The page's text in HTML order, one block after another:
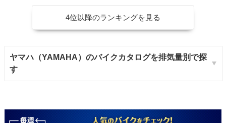
4位以降のランキングを見る
ヤマハ（YAMAHA）のバイクカタログを排気量別で探
す